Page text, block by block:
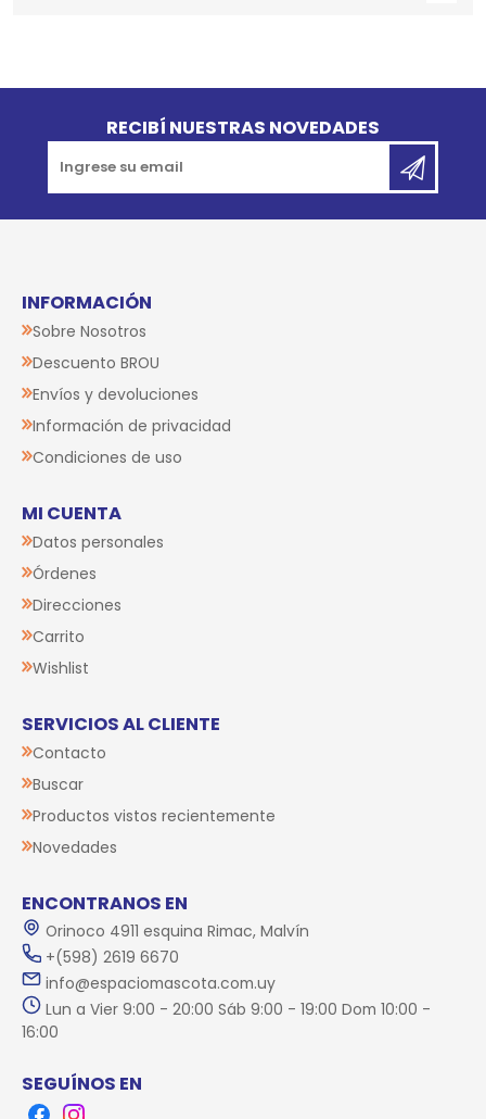
RECIBÍ NUESTRAS NOVEDADES
INFORMACIÓN
Sobre Nosotros
Descuento BROU
Envíos y devoluciones
Información de privacidad
Condiciones de uso
MI CUENTA
Datos personales
Órdenes
Direcciones
Carrito
Wishlist
SERVICIOS AL CLIENTE
Contacto
Buscar
Productos vistos recientemente
Novedades
ENCONTRANOS EN
Orinoco 4911 esquina Rimac, Malvín
+(598) 2619 6670
info@espaciomascota.com.uy
Lun a Vier 9:00 - 20:00 Sáb 9:00 - 19:00 Dom 10:00 -
16:00
SEGUÍNOS EN